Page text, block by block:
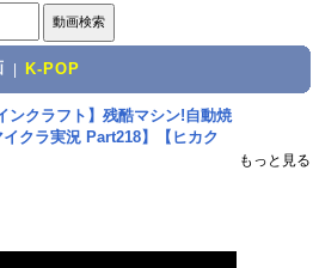
K-POP
ンクラフト】残酷マシン!自動焼
クラ実況 Part218】【ヒカク
もっと見る